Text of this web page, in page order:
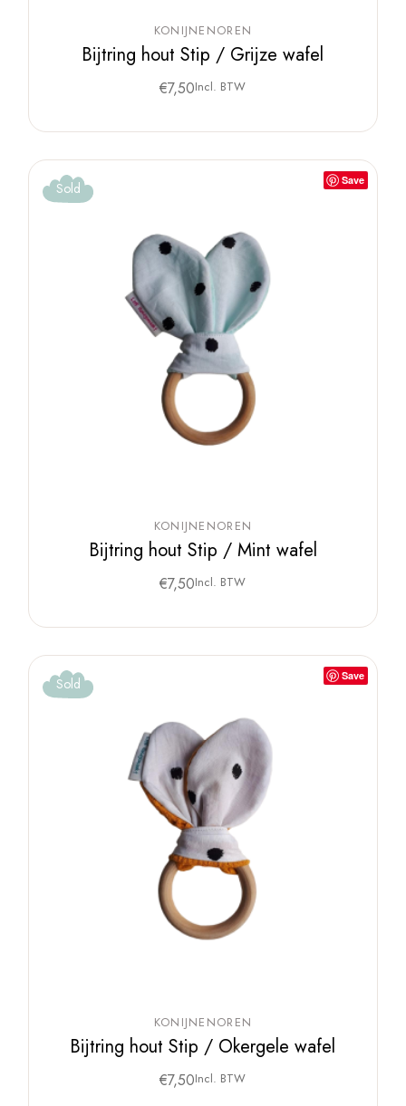
KONIJNENOREN
Bijtring hout Stip / Grijze wafel
€7,50Incl. BTW
Save
Sold
KONIJNENOREN
Bijtring hout Stip / Mint wafel
€7,50Incl. BTW
Save
Sold
KONIJNENOREN
Bijtring hout Stip / Okergele wafel
€7,50Incl. BTW